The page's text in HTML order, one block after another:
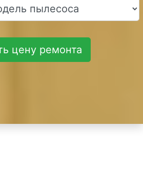
цену ремонта